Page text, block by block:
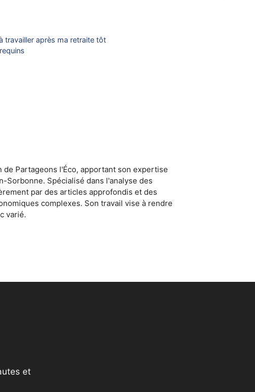
travailler après ma retraite tôt
Partageons l'Éco, apportant son expertise
Sorbonne. Spécialisé dans l'analyse des
par des articles approfondis et des
complexes. Son travail vise à rendre
varié.
et